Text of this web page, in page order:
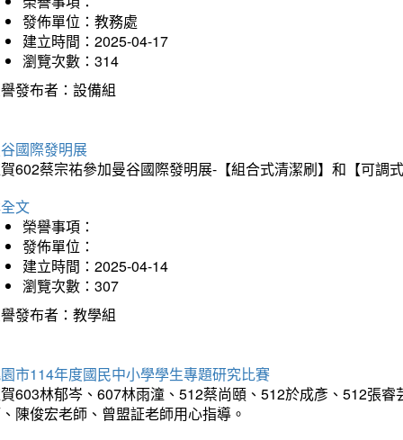
發佈單位：教務處
建立時間：2025-04-17
瀏覽次數：314
發布者：設備組
國際發明展
602蔡宗祐參加曼谷國際發明展-【組合式清潔刷】和【可調
文
榮譽事項：
發佈單位：
建立時間：2025-04-14
瀏覽次數：307
發布者：教學組
市114年度國民中小學學生專題研究比賽
603林郁岑、607林雨潼、512蔡尚頤、512於成彥、512張
陳俊宏老師、曾盟証老師用心指導。